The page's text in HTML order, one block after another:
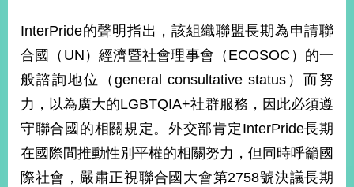
訊
國
與
地
國
InterPride的聲明指出，該組織聯盟長期為申請聯
合國（UN）經濟暨社會理事會（ECOSOC）的一
般諮詢地位（general consultative status）而努
力，以為廣大的LGBTQIA+社群服務，因此必須遵
守聯合國的相關規定。外交部肯定InterPride長期
在國際間推動性別平權的相關努力，但同時呼籲國
際社會，嚴肅正視聯合國大會第2758號決議長期